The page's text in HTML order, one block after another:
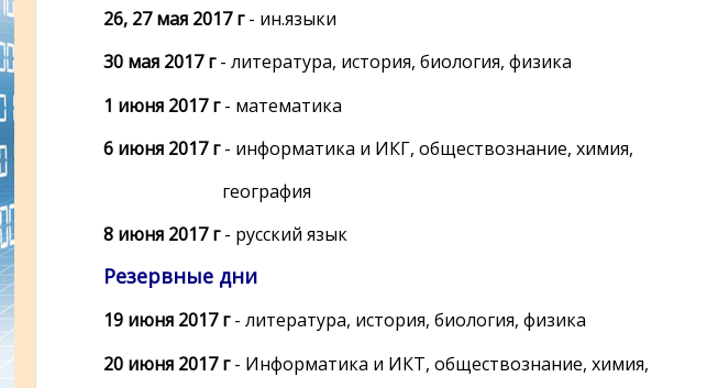
26, 27 мая 2017 г- ин.языки
30 мая 2017 г- литература, история, биология, физика
1 июня 2017 г- математика
6 июня 2017 г- информатика и ИКГ, обществознание, химия,
география
8 июня 2017 г- русский язык
Резервные дни
19 июня 2017 г- литература, история, биология, физика
20 июня 2017 г- Информатика и ИКТ, обществознание, химия,